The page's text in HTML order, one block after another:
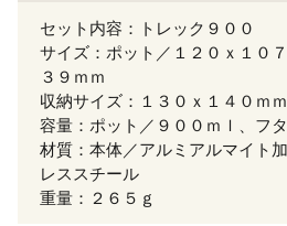
セット内容：トレック９００
サイズ：ポット／１２０ｘ１０
３９ｍｍ
収納サイズ：１３０ｘ１４０ｍｍ
容量：ポット／９００ｍｌ、フ
材質：本体／アルミアルマイト
レススチール
重量：２６５ｇ